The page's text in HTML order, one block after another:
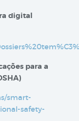
digital​
para a
smart-
safety-